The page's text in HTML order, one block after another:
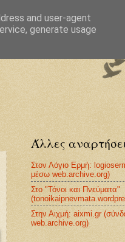
Άλλες
Στον Λόγιο Ερμή:
μέσω web.archive.org)
Στο "Τόνοι και Πνεύματα"
Στην Αιχμή: aixmi.gr
web.archive.org)
and user-agent
generate usage